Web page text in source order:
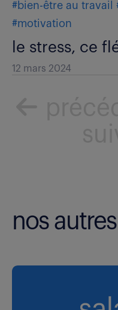
#bien-être au travail
#motivation
le stress, ce
12 mars 2024
nos